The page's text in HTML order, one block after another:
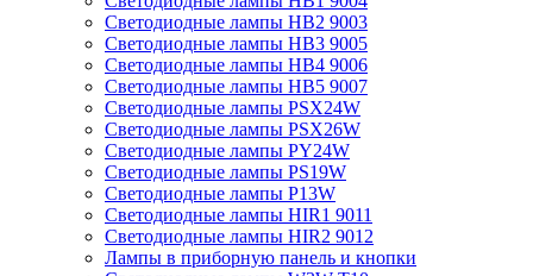
Светодиодные лампы HB2 9003
Светодиодные лампы HB3 9005
Светодиодные лампы HB4 9006
Светодиодные лампы HB5 9007
Светодиодные лампы PSX24W
Светодиодные лампы PSX26W
Светодиодные лампы PY24W
Светодиодные лампы PS19W
Светодиодные лампы P13W
Светодиодные лампы HIR1 9011
Светодиодные лампы HIR2 9012
Лампы в приборную панель и кнопки